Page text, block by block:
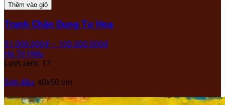
Thêm vào giỏ
Tranh Chân Dung Tự Họa
51.000.000₫ – 100.000.000₫
Hà Trí Hiếu
Lượt xem: 17
Sơn dầu, 40x50 cm